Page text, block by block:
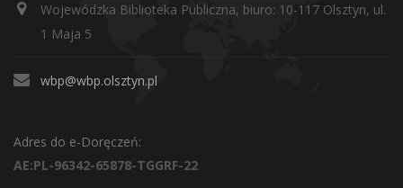
Wojewódzka Biblioteka Publiczna, biuro: 10-117 Olsztyn, ul.
1 Maja 5
wbp@wbp.olsztyn.pl
Adres do e-Doręczeń:
AE:PL-96342-65878-TGGRF-22